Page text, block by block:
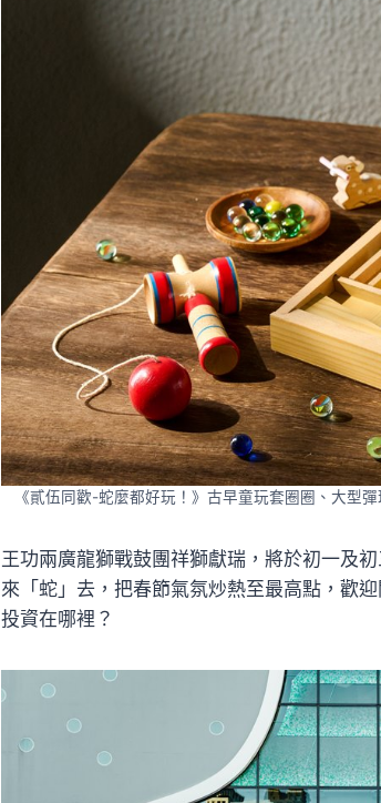
《貳伍同歡-蛇麼都好玩！》古早童玩套圈圈、大型
王功兩廣龍獅戰鼓團祥獅獻瑞，將於初一及
來「蛇」去，把春節氣氛炒熱至最高點，歡
投資在哪裡？